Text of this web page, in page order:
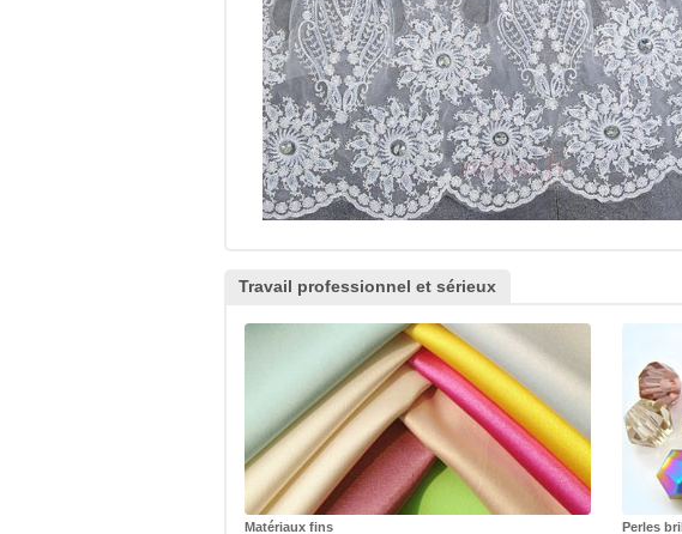
Travail professionnel et sérieux
Matériaux fins
Perles